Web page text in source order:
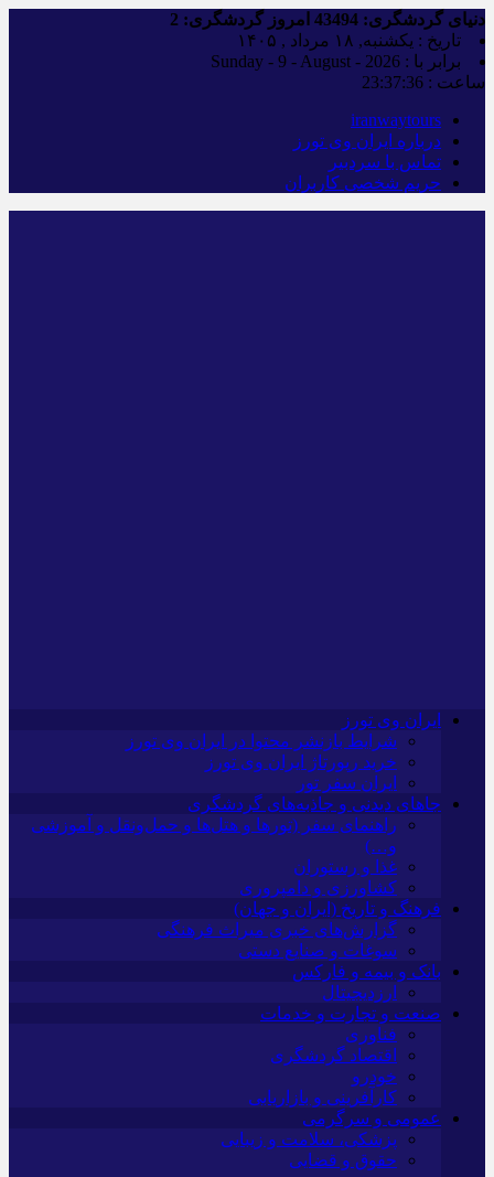
دنیای گردشگری: امروز گردشگری:
تاریخ : یکشنبه, ۱۸ مرداد , ۱۴۰۵
برابر با : Sunday - 9 - August - 2026
ساعت : 23:37:36
iranwaytours
درباره ایران وی تورز
تماس با سردبیر
حریم شخصی کاربران
ایران وی تورز
شرایط بازنشر محتوا در ایران وی تورز
خرید رپورتاژ ایران وی تورز
ایران سفر تور
جاهای دیدنی و جاذبه‌های گردشگری
راهنمای سفر (تورها و هتل‌ها و حمل‌و‌نقل و آموزشی
و…)
غذا و رستوران
کشاورزی و دامپروری
فرهنگ و تاریخ (ایران و جهان)
گزارش‌های خبری میراث فرهنگی
سوغات و صنایع دستی
بانک و بیمه و فارکس
ارزدیجیتال
صنعت و تجارت و خدمات
فناوری
اقتصاد گردشگری
خودرو
کارآفرینی و بازاریابی
عمومی و سرگرمی
پزشکی، سلامت و زیبایی
حقوق و قضایی